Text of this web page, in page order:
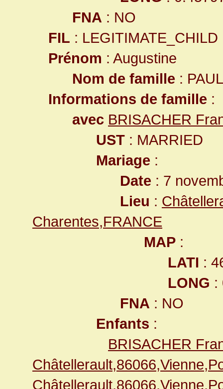
FNA : NO
FIL : LEGITIMATE_CHILD
Prénom : Augustine
Nom de famille :
Informations de famille :
avec BRISACHER
UST : MARRIED
Mariage :
Date : 7
Lieu :
Charentes,FRANCE
MAP :
LATI :
LONG :
FNA : NO
Enfants :
BRISACHER